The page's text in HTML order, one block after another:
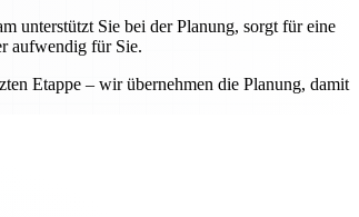
unterstützt Sie bei der Planung, sorgt für eine
aufwendig für Sie.
Etappe – wir übernehmen die Planung, damit